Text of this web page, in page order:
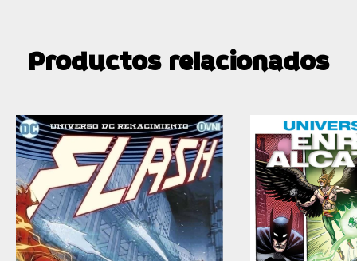
Productos relacionados